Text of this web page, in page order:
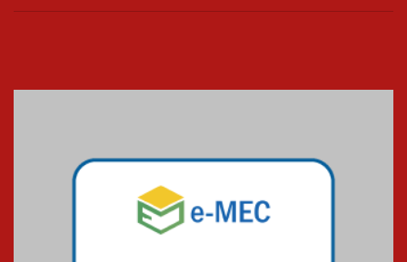
Mackenzie mobiliza campanha
solidária para apoiar famílias em
Minas Gerais